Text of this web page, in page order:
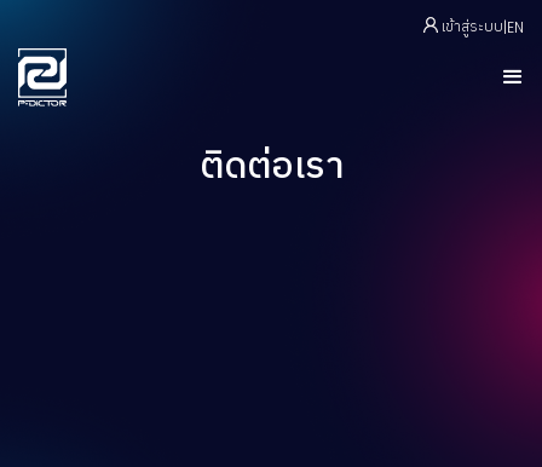
เข้าสู่ระบบ|EN
ติดต่อเรา